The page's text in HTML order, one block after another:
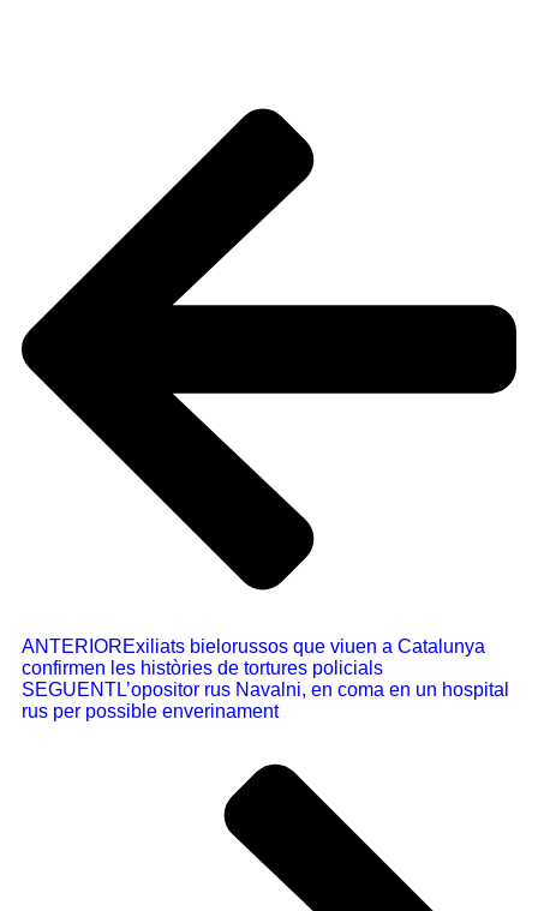
ANTERIORExiliats bielorussos que viuen a Catalunya
confirmen les històries de tortures policials
SEGUENTL’opositor rus Navalni, en coma en un hospital
rus per possible enverinament